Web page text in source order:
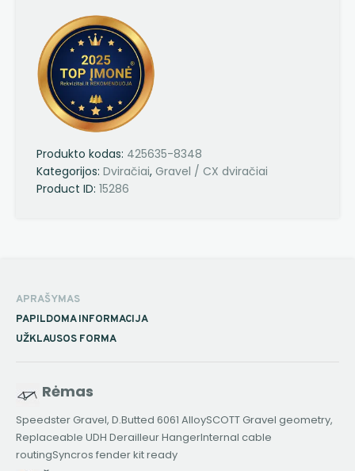
Produkto kodas: 425635-8348
Kategorijos: Dviračiai, Gravel / CX dviračiai
Product ID: 15286
APRAŠYMAS
PAPILDOMA INFORMACIJA
UŽKLAUSOS FORMA
Rėmas
Speedster Gravel, D.Butted 6061 AlloySCOTT Gravel geometry,
Replaceable UDH Derailleur HangerInternal cable
routingSyncros fender kit ready